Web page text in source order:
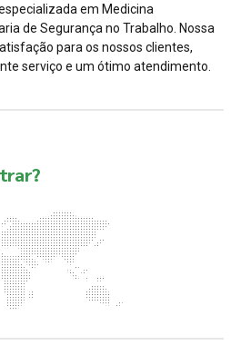
em Medicina
de Segurança no Trabalho. Nossa
para os nossos clientes,
serviço e um ótimo atendimento.